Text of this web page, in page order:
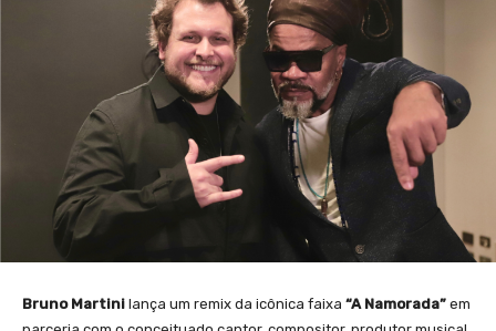
Bruno Martini lança um remix da icônica faixa “A Namorada” em